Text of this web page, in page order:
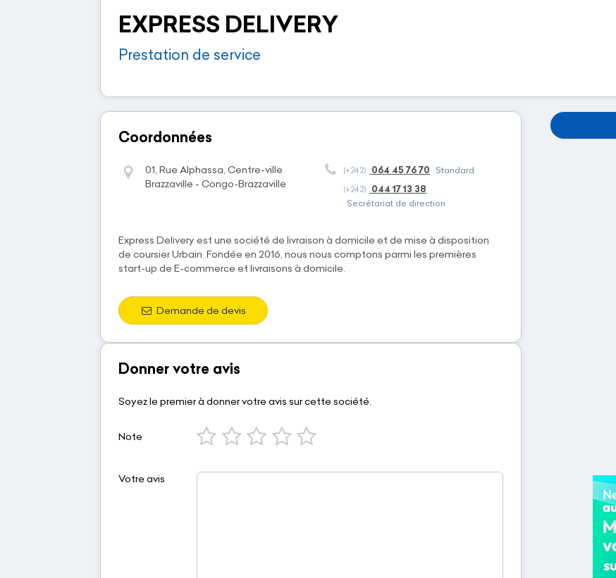
EXPRESS DELIVERY
Prestation de service
Coordonnées
01, Rue Alphassa, Centre-ville
Brazzaville - Congo-Brazzaville
(+242) 064 45 76 70
Standard
(+242) 044 17 13 38
Secrétariat de direction
Express Delivery est une société de livraison à domicile et de mise à disposition
de coursier Urbain. Fondée en 2016, nous nous comptons parmi les premières
start-up de E-commerce et livraisons à domicile.
Demande de devis
Donner votre avis
Soyez le premier à donner votre avis sur cette société.
Note
Votre avis